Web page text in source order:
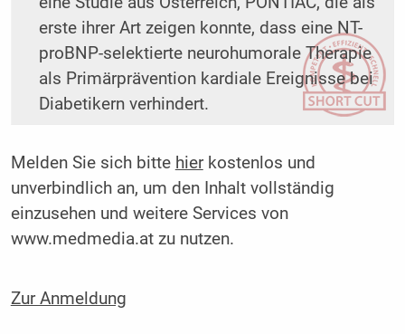
erste ihrer Art zeigen konnte, dass eine NT-
proBNP-selektierte neurohumorale Therapie
als Primärprävention kardiale Ereignisse bei
Diabetikern verhindert.
Melden Sie sich bitte hierkostenlos und
unverbindlich an, um den Inhalt vollständig
einzusehen und weitere Services von
www.medmedia.at zu nutzen.
Zur Anmeldung